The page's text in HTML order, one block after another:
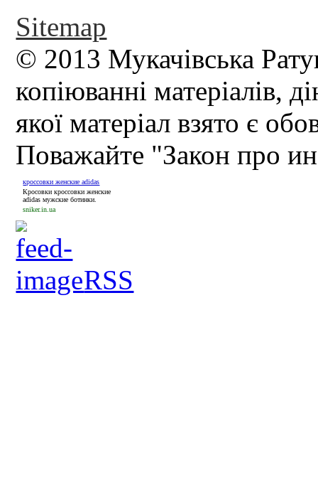
Sitemap
© 2013 Мукачівська
копіюванні матеріалів,
якої матеріал взято є
Поважайте "Закон про
кроссовки женские adidas
Кросовки кроссовки женские
adidas мужские ботинки.
sniker.in.ua
RSS